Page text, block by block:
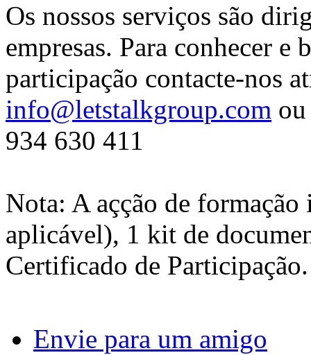
Os nossos serviços são
empresas. Para conhecer e
participação contacte-nos
info@letstalkgroup.com
934 630 411
Nota: A açção de
aplicável), 1 kit de
Certificado de Participação.
Envie para um amigo